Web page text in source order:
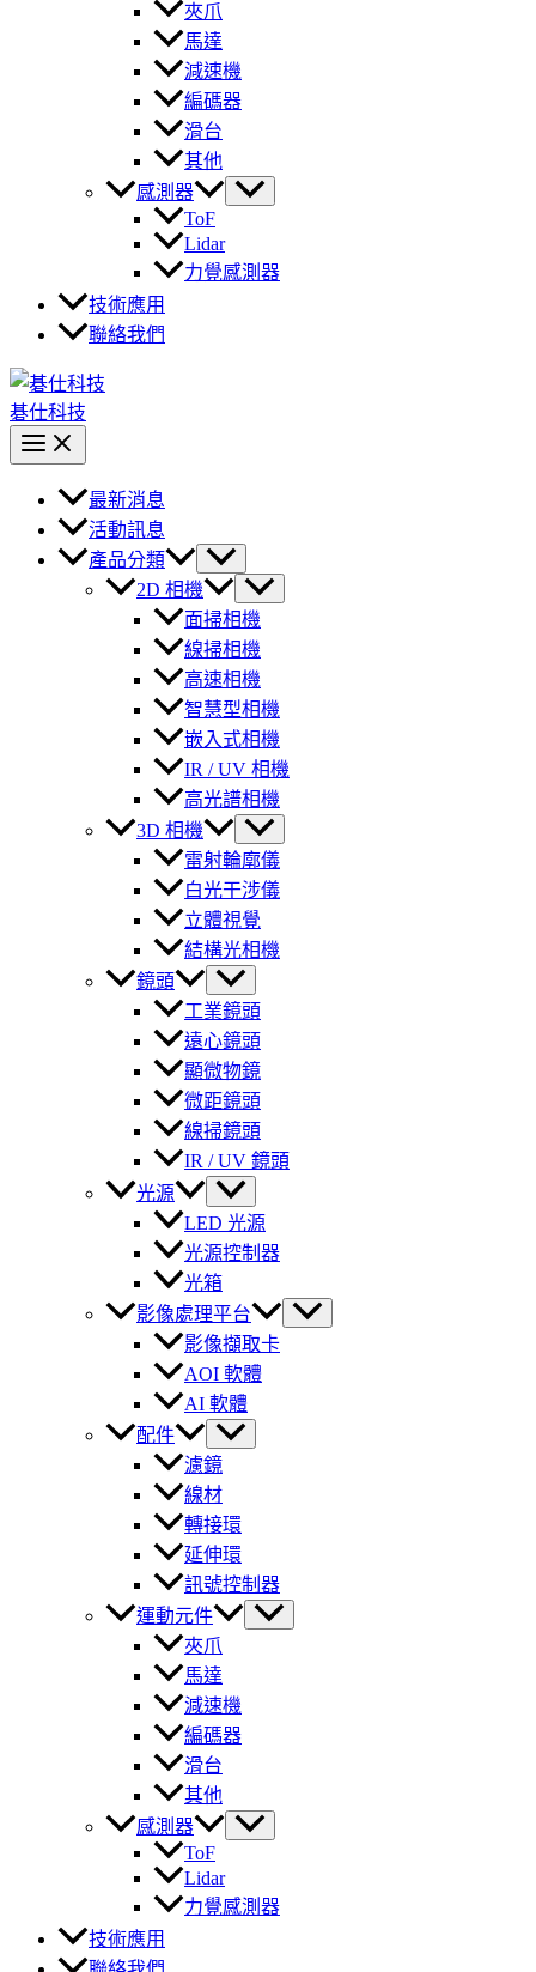
夾爪
馬達
減速機
編碼器
滑台
其他
感測器
ToF
Lidar
力覺感測器
技術應用
聯絡我們
碁仕科技
最新消息
活動訊息
產品分類
2D 相機
面掃相機
線掃相機
高速相機
智慧型相機
嵌入式相機
IR / UV 相機
高光譜相機
3D 相機
雷射輪廓儀
白光干涉儀
立體視覺
結構光相機
鏡頭
工業鏡頭
遠心鏡頭
顯微物鏡
微距鏡頭
線掃鏡頭
IR / UV 鏡頭
光源
LED 光源
光源控制器
光箱
影像處理平台
影像擷取卡
AOI 軟體
AI 軟體
配件
濾鏡
線材
轉接環
延伸環
訊號控制器
運動元件
夾爪
馬達
減速機
編碼器
滑台
其他
感測器
ToF
Lidar
力覺感測器
技術應用